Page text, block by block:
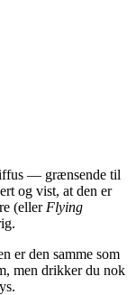
— grænsende til
og vist, at den er
(eller Flying
er den samme som
men drikker du nok